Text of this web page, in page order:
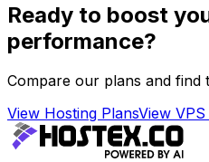
Ready to boost
performance?
Compare our plans and
View Hosting PlansView